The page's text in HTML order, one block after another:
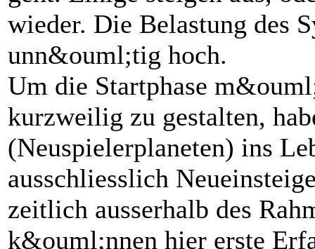
wieder. Die Belastung des
unn&ouml;tig hoch.
Um die Startphase
kurzweilig zu gestalten,
(Neuspielerplaneten) ins
ausschliesslich
zeitlich ausserhalb des
k&ouml;nnen hier erste